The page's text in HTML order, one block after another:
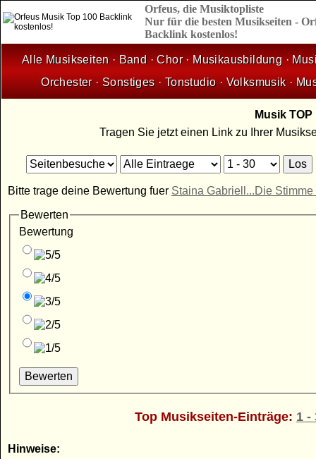
Orfeus, die Musiktopliste
Nur für die besten Musikseiten -
Backlink kostenlos!
Alle Musikseiten · Band ·Chor· Musikausbildung ·
Orchester· Sonstiges· Tonstudio· Volksmusik·
Musik
Tragen Sie jetzt einen Link zu Ihrer
Bitte trage deine Bewertung fuer Staina Gabriell...Die
Bewerten
Bewertung
Top Musikseiten-Einträge: 1 -
Hinweise: